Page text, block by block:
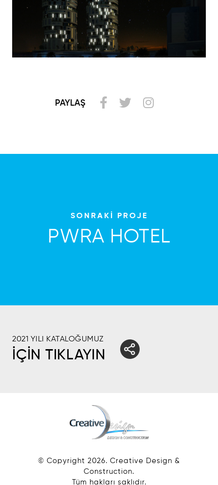
PAYLAŞ
SONRAKİ PROJE
PWRA HOTEL
2021 YILI KATALOĞUMUZ
İÇİN TIKLAYIN
© Copyright 2026. Creative Design &
Construction.
Tüm hakları saklıdır.